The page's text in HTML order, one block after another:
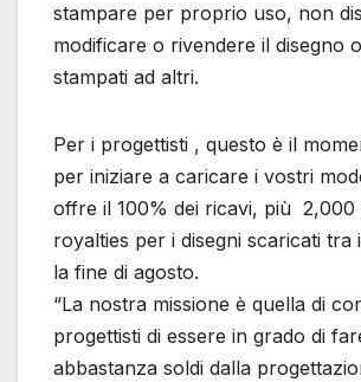
stampare per proprio uso, non
modificare o rivendere il disegno
stampati ad altri.
Per i progettisti , questo è il
per iniziare a caricare i vostri
offre il 100% dei ricavi, più 2,000
royalties per i disegni scaricati tra
la fine di agosto.
“La nostra missione è quella di
progettisti di essere in grado di
abbastanza soldi dalla